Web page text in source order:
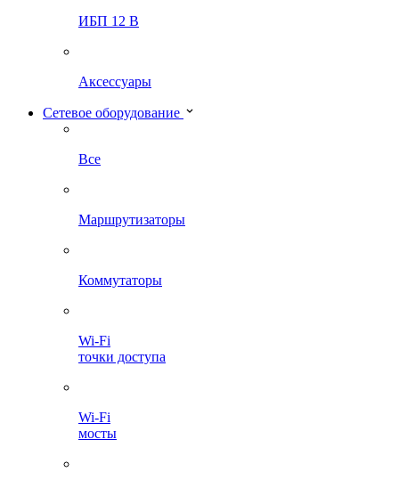
ИБП 12 В
Аксессуары
Сетевое оборудование
Все
Маршрутизаторы
Коммутаторы
Wi-Fi
точки доступа
Wi-Fi
мосты